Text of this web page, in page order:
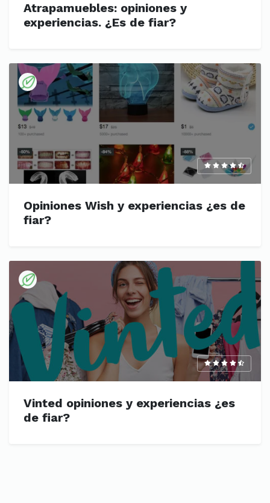
Atrapamuebles: opiniones y
experiencias. ¿Es de fiar?
Opiniones Wish y experiencias ¿es de
fiar?
Vinted opiniones y experiencias ¿es
de fiar?